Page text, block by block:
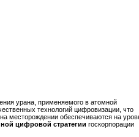
урана, применяемого в атомной
технологий цифровизации, что
месторождении обеспечиваются на
цифровой стратегии госкорпорации